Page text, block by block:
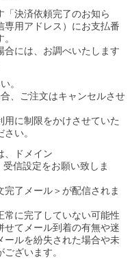
「決済依頼完了のお知ら
専用アドレス）にお支払番
合には、お調べいたします
。
、ご注文はキャンセルさせ
用に制限をかけさせていた
い。
、ドメイン
信設定をお願い致しま
了メール＞が配信されま
常に完了していない可能性
せてメール到着の有無や迷
ールを紛失された場合や未
ざいます。